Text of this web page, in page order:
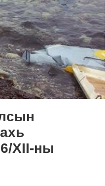
XII-ны